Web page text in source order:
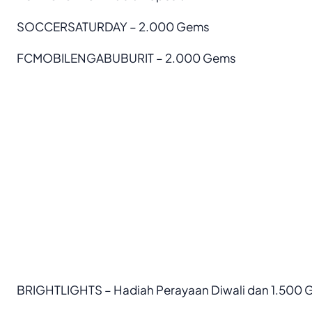
SOCCERSATURDAY – 2.000 Gems
FCMOBILENGABUBURIT – 2.000 Gems
BRIGHTLIGHTS – Hadiah Perayaan Diwali dan 1.500